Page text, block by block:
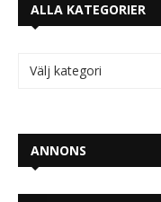
ALLA KATEGORIER
ANNONS